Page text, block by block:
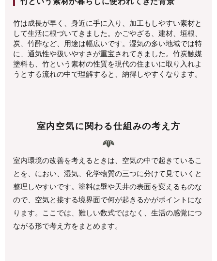
竹は成長が早く、身近に手に入り、加工もしやすい素材と
して生活に根づいてきました。かごやざる、建材、垣根、
炭、竹酢など、用途は幅広いです。湿気の多い地域では特
に、通気性や扱いやすさが重宝されてきました。竹炭触媒
塗料も、竹という素材の性質を現代の住まいに取り入れよ
うとする流れの中で理解すると、納得しやすくなります。
室内空気に関わる仕組みの考え方
室内環境の改善を考えるときは、空気の中で起きているこ
とを、におい、湿気、化学物質の三つに分けて見ていくと
整理しやすいです。塗料は壁や天井の表面を変えるものな
ので、空気と接する境界面で何が起きるかがポイントにな
ります。ここでは、難しい数式ではなく、生活の感覚につ
ながる形で考え方をまとめます。